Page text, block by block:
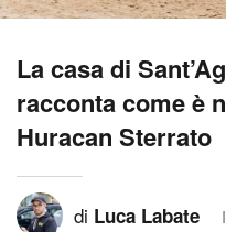
La casa di
racconta come è
Huracan Sterrato
di Luca Labate